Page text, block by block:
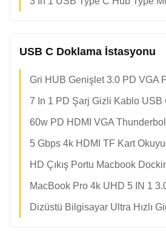
USB C Doklama İstasyonu